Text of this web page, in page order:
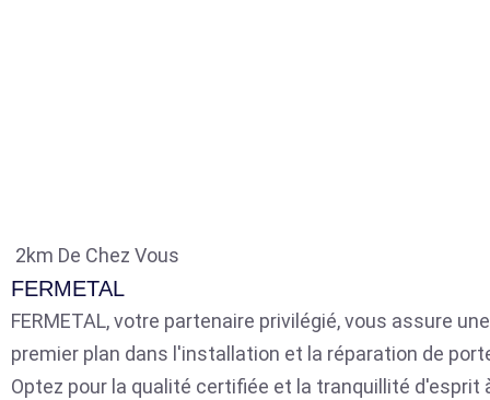
2km De Chez Vous
FERMETAL
FERMETAL, votre partenaire privilégié, vous assure
premier plan dans l'installation et la réparation de
Optez pour la qualité certifiée et la tranquillité d'esprit